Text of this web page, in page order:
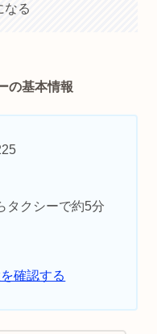
なる
の基本情報
タクシーで約5分
確認する